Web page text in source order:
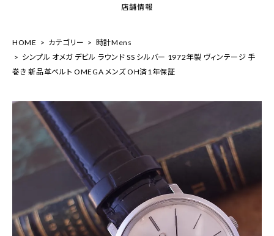
店舗情報
HOME カテゴリー
時計Mens
シンプル オメガ デビル ラウンド SS シルバー 1972年製 ヴィンテージ 手
巻き 新品革ベルト OMEGA メンズ OH済1年保証